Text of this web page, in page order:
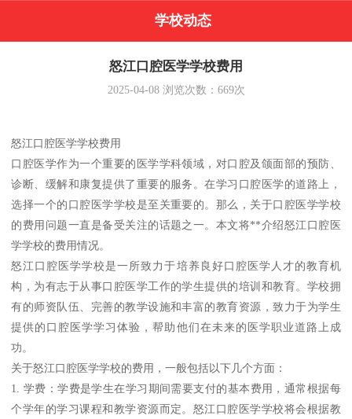
学校动态
怒江口腔医学学校费用
2025-04-08浏览次数： 669次
怒江口腔医学学校费用
口腔医学作为一个重要的医学学科领域，对口腔及颌面部的预防、
诊断、缓解和康复提供了重要的服务。在学习口腔医学的道路上，
选择一个的口腔医学学校是至关重要的。那么，关于口腔医学学校
的费用问题一直是备受关注的话题之一。本文将**介绍怒江口腔医
学学校的费用情况。
怒江口腔医学学校是一所致力于培养良好口腔医学人才的教育机
构，为有志于从事口腔医学工作的学生提供的培训和教育。学校拥
有的师资队伍、完善的教学设施和丰富的教育资源，致力于为学生
提供的口腔医学学习体验，帮助他们在未来的医学职业道路上成
功。
关于怒江口腔医学学校的费用，一般包括以下几个方面：
1. 学费：学费是学生在学习期间需要支付的基本费用，通常根据每
个学年的学习课程和教学资源而定。怒江口腔医学学校将会根据教